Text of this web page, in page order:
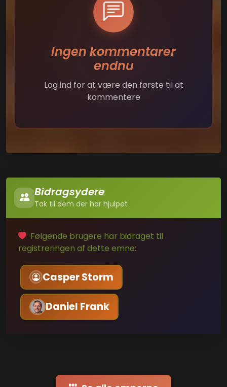
Ingen kommentarer
endnu
Log ind for at være den første til at
kommentere
Bidragsydere
Tak til dem der har hjulpet
Følgende brugere har bidraget til
registreringen af dette emne:
Casper Storm
Daniel Frank